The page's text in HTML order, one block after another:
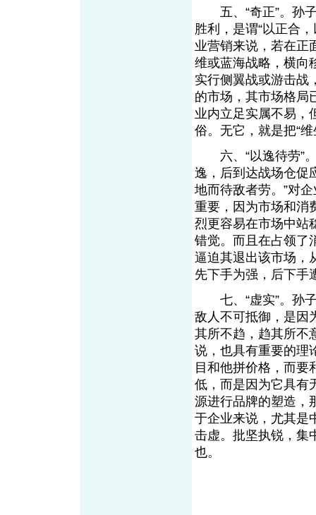
五、“奇正”。孙子
胜利，是谓“以正合
业营销来说，若在正
维或蓝海战略，横向
实行侧翼战或游击战
的市场，其市场格局
业内立足实属不易，
俗。无它，就是把“
六、“以逸待劳”。
逸，后到达战场仓促
地而待敌者劳。”对
重要，因为市场和消
烈更容易在市场中站
错觉。而且在占领了
逼迫其退出该市场，
先下手为强，后下
七、“虚实”。孙子
敌人不可抵御，是因
其所不趋，趋其所不
说，也具有重要的理
目和他拼价格，而要
低，而是因为它具有
源进行品牌的塑造，
于企业来说，尤其是
击虚。批坚执锐，集
也。